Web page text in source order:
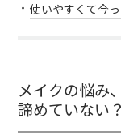
使いやすくて今
メイクの悩み
諦めていない？